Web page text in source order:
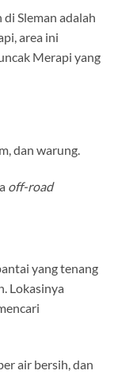
Sleman adalah
area ini
Merapi yang
dan warung.
off-road
yang tenang
Lokasinya
air bersih, dan